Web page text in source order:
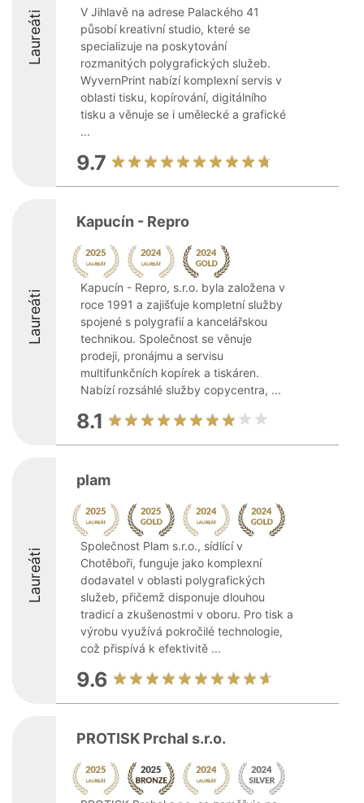
Laureáti
V Jihlavě na adrese Palackého 41
působí kreativní studio, které se
specializuje na poskytování
rozmanitých polygrafických služeb.
WyvernPrint nabízí komplexní servis v
oblasti tisku, kopírování, digitálního
tisku a věnuje se i umělecké a grafické
...
9.7
Laureáti
Kapucín - Repro
Kapucín - Repro, s.r.o. byla založena v
roce 1991 a zajišťuje kompletní služby
spojené s polygrafií a kancelářskou
technikou. Společnost se věnuje
prodeji, pronájmu a servisu
multifunkčních kopírek a tiskáren.
Nabízí rozsáhlé služby copycentra, ...
8.1
Laureáti
plam
Společnost Plam s.r.o., sídlící v
Chotěboři, funguje jako komplexní
dodavatel v oblasti polygrafických
služeb, přičemž disponuje dlouhou
tradicí a zkušenostmi v oboru. Pro tisk a
výrobu využívá pokročilé technologie,
což přispívá k efektivitě ...
9.6
PROTISK Prchal s.r.o.